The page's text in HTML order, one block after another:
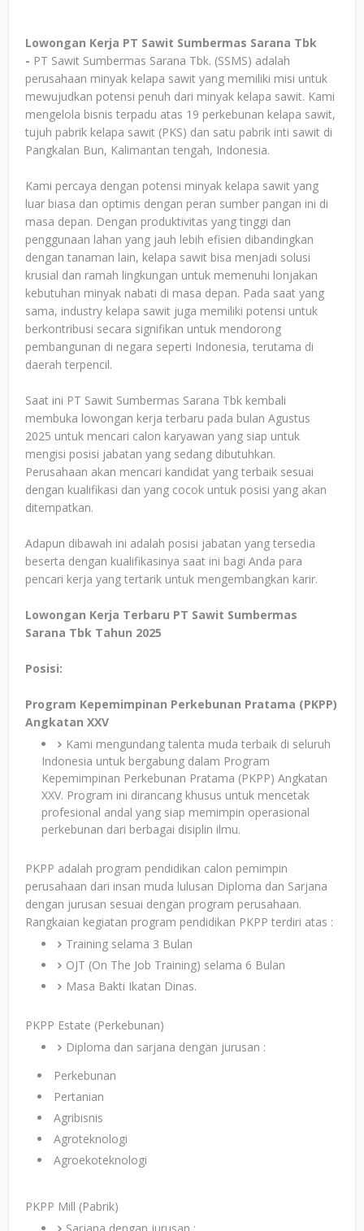
Lowongan Kerja PT Sawit Sumbermas Sarana Tbk
- PT Sawit Sumbermas Sarana Tbk. (SSMS) adalah
perusahaan minyak kelapa sawit yang memiliki misi untuk
mewujudkan potensi penuh dari minyak kelapa sawit. Kami
mengelola bisnis terpadu atas 19 perkebunan kelapa sawit,
tujuh pabrik kelapa sawit (PKS) dan satu pabrik inti sawit di
Pangkalan Bun, Kalimantan tengah, Indonesia.
Kami percaya dengan potensi minyak kelapa sawit yang
luar biasa dan optimis dengan peran sumber pangan ini di
masa depan. Dengan produktivitas yang tinggi dan
penggunaan lahan yang jauh lebih efisien dibandingkan
dengan tanaman lain, kelapa sawit bisa menjadi solusi
krusial dan ramah lingkungan untuk memenuhi lonjakan
kebutuhan minyak nabati di masa depan. Pada saat yang
sama, industry kelapa sawit juga memiliki potensi untuk
berkontribusi secara signifikan untuk mendorong
pembangunan di negara seperti Indonesia, terutama di
daerah terpencil.
Saat ini PT Sawit Sumbermas Sarana Tbk kembali
membuka lowongan kerja terbaru pada bulan Agustus
2025 untuk mencari calon karyawan yang siap untuk
mengisi posisi jabatan yang sedang dibutuhkan.
Perusahaan akan mencari kandidat yang terbaik sesuai
dengan kualifikasi dan yang cocok untuk posisi yang akan
ditempatkan.
Adapun dibawah ini adalah posisi jabatan yang tersedia
beserta dengan kualifikasinya saat ini bagi Anda para
pencari kerja yang tertarik untuk mengembangkan karir.
Lowongan Kerja Terbaru PT Sawit Sumbermas
Sarana Tbk Tahun 2025
Posisi:
Program Kepemimpinan Perkebunan Pratama (PKPP)
Angkatan XXV
Kami mengundang talenta muda terbaik di seluruh
Indonesia untuk bergabung dalam Program
Kepemimpinan Perkebunan Pratama (PKPP) Angkatan
XXV. Program ini dirancang khusus untuk mencetak
profesional andal yang siap memimpin operasional
perkebunan dari berbagai disiplin ilmu.
PKPP adalah program pendidikan calon pemimpin
perusahaan dari insan muda lulusan Diploma dan Sarjana
dengan jurusan sesuai dengan program perusahaan.
Rangkaian kegiatan program pendidikan PKPP terdiri atas :
Training selama 3 Bulan
OJT (On The Job Training) selama 6 Bulan
Masa Bakti Ikatan Dinas.
PKPP Estate (Perkebunan)
Diploma dan sarjana dengan jurusan :
Perkebunan
Pertanian
Agribisnis
Agroteknologi
Agroekoteknologi
PKPP Mill (Pabrik)